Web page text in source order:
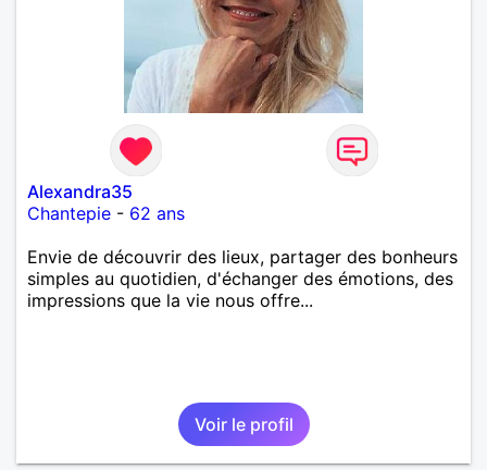
Alexandra35
Chantepie - 62 ans
Envie de découvrir des lieux, partager des bonheurs
simples au quotidien, d'échanger des émotions, des
impressions que la vie nous offre...
Voir le profil